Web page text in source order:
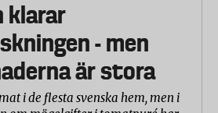
klarar
- men
är stora
i de flesta svenska hem, men i